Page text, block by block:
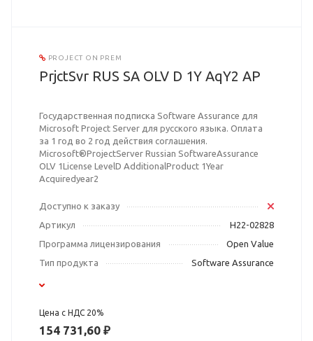
PROJECT ON PREM
PrjctSvr RUS SA OLV D 1Y AqY2 AP
Государственная подписка Software Assurance для
Microsoft Project Server для русского языка. Оплата
за 1 год во 2 год действия соглашения.
Microsoft®ProjectServer Russian SoftwareAssurance
OLV 1License LevelD AdditionalProduct 1Year
Acquiredyear2
Доступно к заказу
Артикул
H22-02828
Программа лицензирования
Open Value
Тип продукта
Software Assurance
Цена с НДС 20%
154 731,60 ₽